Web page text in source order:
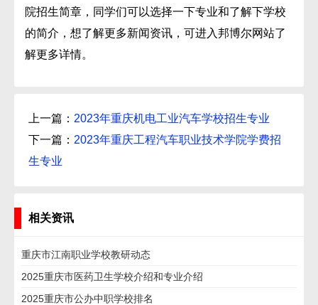
院招生简章，同学们可以选择一下专业和了解下学校
的简介，想了解更多新闻资讯，可进入邦博尔网站了
解更多详情。
上一篇： 2023年重庆机电工业汽车学校招生专业
下一篇： 2023年重庆工程汽车职业技术学院学费招
生专业
相关资讯
重庆市江南职业学校教研动态
2025重庆市医药卫生学校介绍和专业介绍
2025重庆市公办中职学校排名